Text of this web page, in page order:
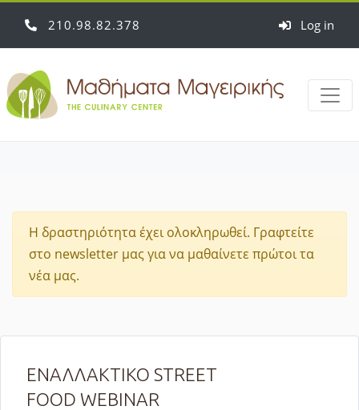
210 98 82 378 Log in
Η δραστηριότητα έχει ολοκληρωθεί. Γραφτείτε
στο newsletter μας για να μαθαίνετε πρώτοι τα
νέα μας.
ΕΝΑΛΛΑΚΤΙΚΟ STREET
FOOD WEBINAR